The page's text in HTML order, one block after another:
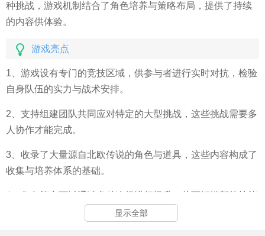
种挑战，游戏机制结合了角色培养与策略布局，提供了持续
的内容供体验。
游戏亮点
1、游戏设有专门的竞技区域，供参与者进行实时对抗，检验
自身队伍的实力与战术安排。
2、支持组建团队共同应对特定的大型挑战，这些挑战需要多
人协作才能完成。
3、收录了大量源自北欧传说的角色与道具，这些内容构成了
收集与培养体系的基础。
4、角色能力可以通过多种途径进行提升，从而解锁新的技能
并增强整体队伍的战斗力。显示全部